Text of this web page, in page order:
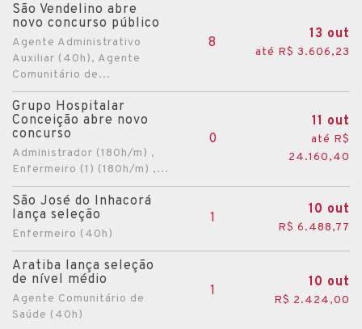
Cachoeira do Sul
Cachoeirinha
Cacique Doble
Camaquã
Campestre da Serra
Campinas do Sul
Campo Bom
Candelária
Cândido Godói
Candiota
Canguçu
Canoas
São Vendelino abre
novo concurso público
Agente Administrativo
Auxiliar (40h), Agente
Comunitário de...
8
13 out
até R$ 3.606,23
Grupo Hospitalar
Conceição abre novo
concurso
Administrador (180h/m) ,
Enfermeiro (1) (180h/m) ,...
0
11 out
até R$
24.160,40
São José do Inhacorá
lança seleção
Enfermeiro (40h)
1
10 out
R$ 6.488,77
Aratiba lança seleção
de nível médio
Agente Comunitário de
Saúde (40h)
1
10 out
R$ 2.424,00